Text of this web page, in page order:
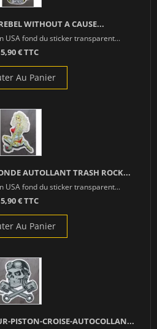
WITHOUT A CAUSE...
USA fond du sticker transparent...
5,90 € TTC
Au Panier
AUTOLLANT TRASH ROCK...
USA fond du sticker transparent...
5,90 € TTC
Au Panier
PISTON-CROISE-AUTOCOLLAN...